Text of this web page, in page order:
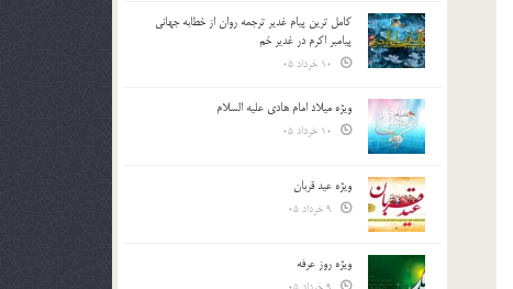
کامل ترین پیام غدیر ترجمه روان از خطابه جهانی
پیامبر اکرم در غدیر خم
ویژه میلاد امام هادی علیه السلام
ویژه عید قربان
ویژه روز عرفه